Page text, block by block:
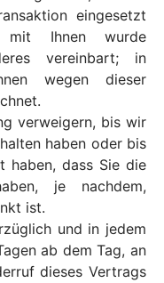
eingesetzt
Ihnen wurde
vereinbart; in
wegen dieser
verweigern, bis wir
haben oder bis
haben, dass Sie die
je nachdem,
ist.
und in jedem
ab dem Tag, an
dieses Vertrags